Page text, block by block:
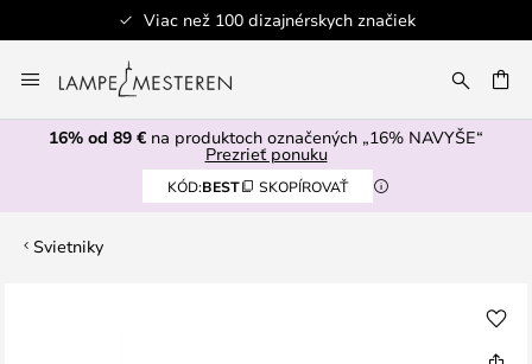
Viac než 100 dizajnérskych značiek
to
Content
16% od 89 € na produktoch označených „16% NAVYŠE“
Prezrieť ponuku
KÓD:BEST SKOPÍROVAŤ
Svietniky